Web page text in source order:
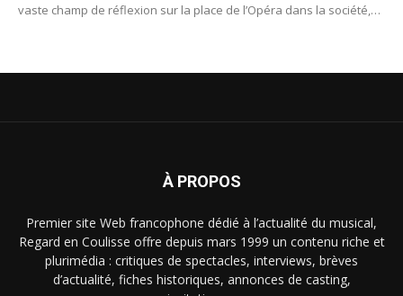
vaste champ de réflexion sur la place de l’Opéra dans la société,
À PROPOS
Premier site Web francophone dédié à l’actualité du musical,
Regard en Coulisse offre depuis mars 1999 un contenu riche et
plurimédia : critiques de spectacles, interviews, brèves
d’actualité, fiches historiques, annonces de casting,